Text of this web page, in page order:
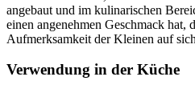
angebaut und im kulinarischen
einen angenehmen Geschmack hat,
Aufmerksamkeit der Kleinen auf
Verwendung in der Küche